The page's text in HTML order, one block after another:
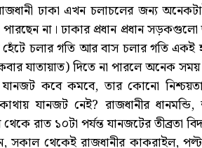
ঢাকা এখন চলাচলের জন্য
না। ঢাকার প্রধান প্রধান
চলার গতি আর বাস চলার গতি একই
যাতায়াত) দিতে না পারলে অনেক
যানজট কবে কমবে, তার কোনো
যানজট নেই? রাজধানীর
রাত ১০টা পর্যন্ত যানজটের তীব্রতা
সকাল থেকেই রাজধানীর কাকরাইল,